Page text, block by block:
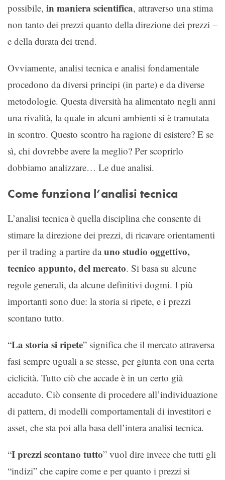
possibile, in maniera scientifica, attraverso una stima
non tanto dei prezzi quanto della direzione dei prezzi –
e della durata dei trend.
Ovviamente, analisi tecnica e analisi fondamentale
procedono da diversi principi (in parte) e da diverse
metodologie. Questa diversità ha alimentato negli anni
una rivalità, la quale in alcuni ambienti si è tramutata
in scontro. Questo scontro ha ragione di esistere? E se
sì, chi dovrebbe avere la meglio? Per scoprirlo
dobbiamo analizzare… Le due analisi.
Come funziona l’analisi tecnica
L’analisi tecnica è quella disciplina che consente di
stimare la direzione dei prezzi, di ricavare orientamenti
per il trading a partire dauno studio oggettivo,
tecnico appunto, del mercato. Si basa su alcune
regole generali, da alcune definitivi dogmi. I più
importanti sono due: la storia si ripete, e i prezzi
scontano tutto.
“La storia si ripete” significa che il mercato attraversa
fasi sempre uguali a se stesse, per giunta con una certa
ciclicità. Tutto ciò che accade è in un certo già
accaduto. Ciò consente di procedere all’individuazione
di pattern, di modelli comportamentali di investitori e
asset, che sta poi alla basa dell’intera analisi tecnica.
“I prezzi scontano tutto” vuol dire invece che tutti gli
“indizi” che capire come e per quanto i prezzi si